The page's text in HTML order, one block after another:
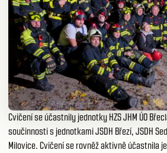
Cvičení se účastnily jednotky HZS JHM ÚO
součinnosti s jednotkami JSDH Březí, JSDH
Milovice. Cvičení se rovněž aktivně účastnila